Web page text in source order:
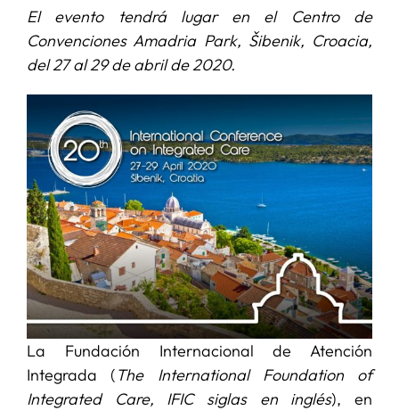
PROYECTOS/COLABORACIONES
SERVICIOS
APOYO I+D+I
NOTICIAS
El evento tendrá lugar en el Centro de
Convenciones Amadria Park, Šibenik, Croacia,
del 27 al 29 de abril de 2020.
La Fundación Internacional de Atención
Integrada (The International Foundation of
Integrated Care, IFIC siglas en inglés), en